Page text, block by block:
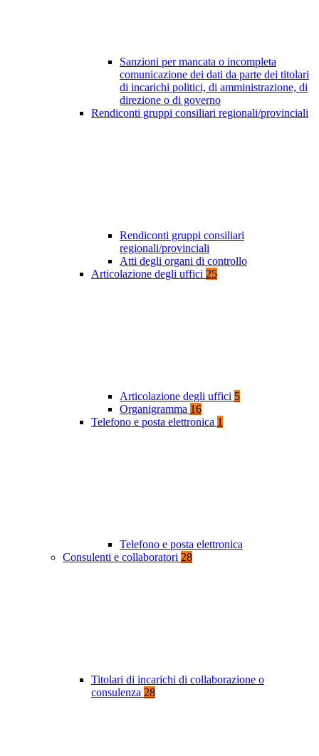
Sanzioni per mancata o incompleta
comunicazione dei dati da parte dei titolari
di incarichi politici, di amministrazione, di
direzione o di governo
Rendiconti gruppi consiliari regionali/provinciali
Rendiconti gruppi consiliari
regionali/provinciali
Atti degli organi di controllo
Articolazione degli uffici 25
Articolazione degli uffici 5
Organigramma 16
Telefono e posta elettronica 1
Telefono e posta elettronica
Consulenti e collaboratori 28
Titolari di incarichi di collaborazione o
consulenza 28